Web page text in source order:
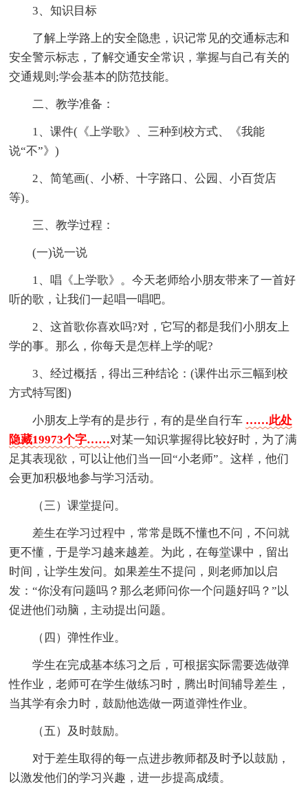
3、知识目标
了解上学路上的安全隐患，识记常见的交通标志和
安全警示标志，了解交通安全常识，掌握与自己有关的
交通规则;学会基本的防范技能。
二、教学准备：
1、课件(《上学歌》、三种到校方式、《我能
说“不”》)
2、简笔画(、小桥、十字路口、公园、小百货店
等)。
三、教学过程：
(一)说一说
1、唱《上学歌》。今天老师给小朋友带来了一首好
听的歌，让我们一起唱一唱吧。
2、这首歌你喜欢吗?对，它写的都是我们小朋友上
学的事。那么，你每天是怎样上学的呢?
3、经过概括，得出三种结论：(课件出示三幅到校
方式特写图)
小朋友上学有的是步行，有的是坐自行车 ……此处
隐藏19973个字……对某一知识掌握得比较好时，为了满
足其表现欲，可以让他们当一回“小老师”。这样，他们
会更加积极地参与学习活动。
（三）课堂提问。
差生在学习过程中，常常是既不懂也不问，不问就
更不懂，于是学习越来越差。为此，在每堂课中，留出
时间，让学生发问。如果差生不提问，则老师加以启
发：“你没有问题吗？那么老师问你一个问题好吗？”以
促进他们动脑，主动提出问题。
（四）弹性作业。
学生在完成基本练习之后，可根据实际需要选做弹
性作业，老师可在学生做练习时，腾出时间辅导差生，
当其学有余力时，鼓励他选做一两道弹性作业。
（五）及时鼓励。
对于差生取得的每一点进步教师都及时予以鼓励，
以激发他们的学习兴趣，进一步提高成绩。